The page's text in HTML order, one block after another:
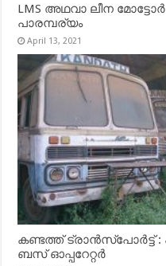
LMS അഥവാ ലീന
പാരമ്പര്യം
April 13, 2021
കണ്ടത്ത് ട്രാൻസ്‌പോർട്ട് :
ബസ് ഓപ്പറേറ്റർ